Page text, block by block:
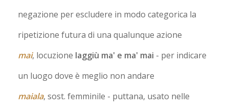
negazione per escludere in modo categorica la
ripetizione futura di una qualunque azione
mai, locuzione laggiù ma' e ma' mai - per indicare
un luogo dove è meglio non andare
maiala, sost. femminile - puttana, usato nelle